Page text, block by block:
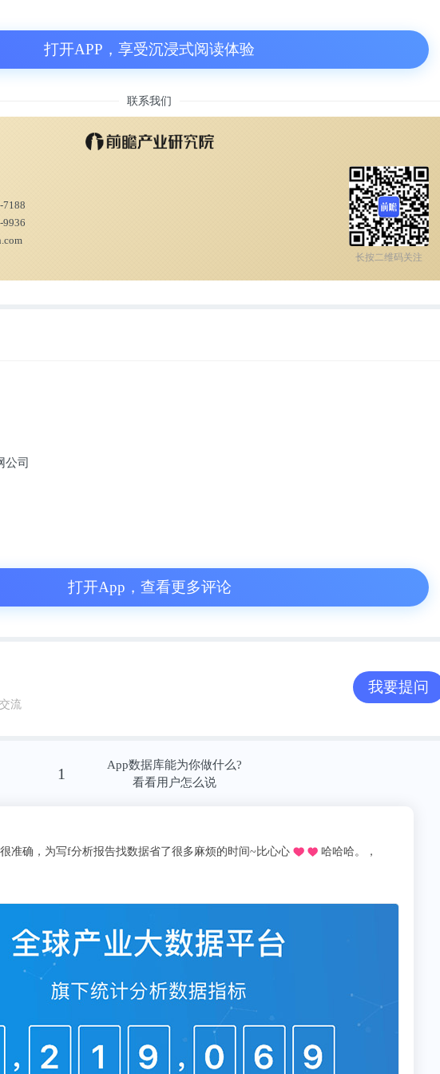
方掌握50%以上的股份，也没有任何一方实际支配苏宁
表决权，因此苏宁易购未来实际上变成了“三权分立”的
大实际股东，但是却成为一个举足轻重的角色，因为当
分歧的时候，淘宝支持谁，谁叫能决定苏宁的方向。
代商界的风云人物，苏宁也是目前中国的零售巨头，而
这一步，完全是时代“抛弃”的结果。
近东和苏宁战胜了所有对手，但是却输给了时代。自从
零售的日子越来越不好过，即便是强如苏宁的企业，也
业务。
拼多多的崛起，苏宁易购在国内电商平台中显得越发式
张近东运气比较背！
起来，反而负了一身债。
，截止2020年第三季度，苏宁易购总资产为2211.93亿
元，资产负债率为61.55%。
打开APP，享受沉浸式阅读体验
联系我们
7188
9936
长按二维码关注
公司
打开App，查看更多评论
流
我要提问
1
App数据库能为你做什么?
看看用户怎么说
了
，不用去图书馆在宿舍就可以看文献写论文啦，再也不用早起去扒位23333